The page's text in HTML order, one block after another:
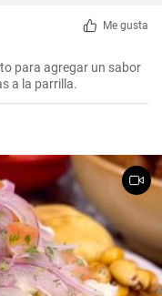
Me gusta
para agregar un sabor
a la parrilla.